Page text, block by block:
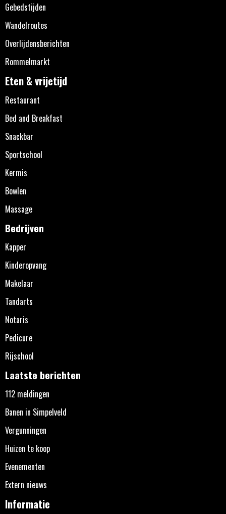
Gebedstijden
Wandelroutes
Overlijdensberichten
Rommelmarkt
Eten & vrijetijd
Restaurant
Bed and Breakfast
Snackbar
Sportschool
Kermis
Bowlen
Massage
Bedrijven
Kapper
Kinderopvang
Makelaar
Tandarts
Notaris
Pedicure
Rijschool
Laatste berichten
112 meldingen
Banen in Simpelveld
Vergunningen
Huizen te koop
Evenementen
Extern nieuws
Informatie